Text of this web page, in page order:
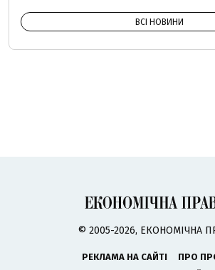
ВСІ НОВИНИ
© 2005-2026, ЕКОНОМІЧНА
РЕКЛАМА НА САЙТІ
ПРО